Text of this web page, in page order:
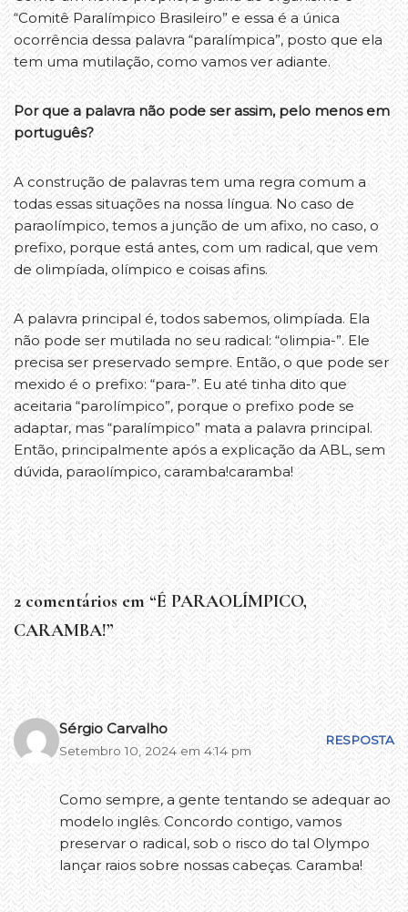
“Comitê Paralímpico Brasileiro” e essa é a única
ocorrência dessa palavra “paralímpica”, posto que ela
tem uma mutilação, como vamos ver adiante.
Por que a palavra não pode ser assim, pelo menos em
português?
A construção de palavras tem uma regra comum a
todas essas situações na nossa língua. No caso de
paraolímpico, temos a junção de um afixo, no caso, o
prefixo, porque está antes, com um radical, que vem
de olimpíada, olímpico e coisas afins.
A palavra principal é, todos sabemos, olimpíada. Ela
não pode ser mutilada no seu radical: “olimpia-”. Ele
precisa ser preservado sempre. Então, o que pode ser
mexido é o prefixo: “para-”. Eu até tinha dito que
aceitaria “parolímpico”, porque o prefixo pode se
adaptar, mas “paralímpico” mata a palavra principal.
Então, principalmente após a explicação da ABL, sem
dúvida, paraolímpico, caramba!caramba!
2 comentários em “É PARAOLÍMPICO,
CARAMBA!”
Sérgio Carvalho
Setembro 10, 2024 em 4:14 pm
RESPOSTA
Como sempre, a gente tentando se adequar ao
modelo inglês. Concordo contigo, vamos
preservar o radical, sob o risco do tal Olympo
lançar raios sobre nossas cabeças. Caramba!